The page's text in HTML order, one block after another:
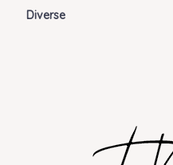
Diverse